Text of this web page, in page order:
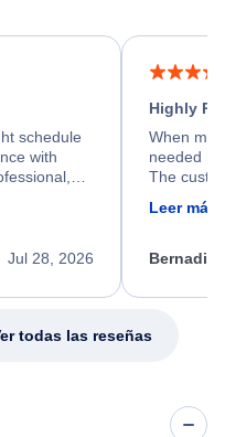
schedule
with
the
and
Jul 28, 2026
Highly
When my
needed
The
calm,
my issue.
Leer más
todas las reseñas